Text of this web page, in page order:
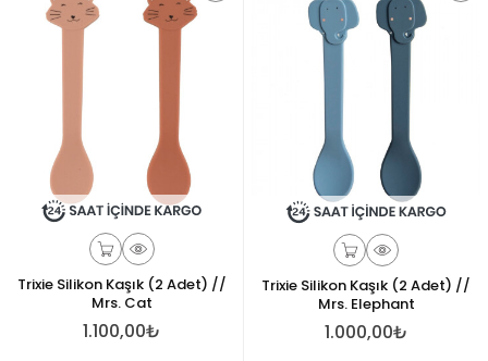
Trixie Silikon Kaşık (2 Adet) //
Mrs. Cat
1.100,00₺
Trixie Silikon Kaşık (2 Adet) //
Mrs. Elephant
1.000,00₺